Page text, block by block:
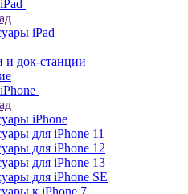
iPad
и док-станции
iPhone
для iPhone 11
для iPhone 12
для iPhone 13
для iPhone SE
к iPhone 7